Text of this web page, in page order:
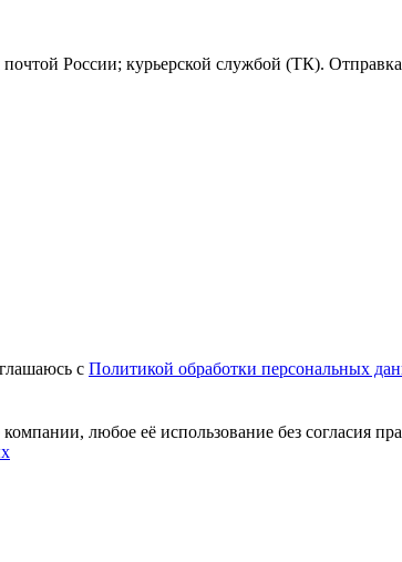
России; курьерской службой (ТК).
c Политикой обработки персональных
любое её использование без согласия